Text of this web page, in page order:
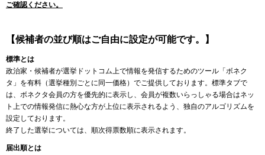
ご確認ください。
【候補者の並び順はご自由に設定が可能です。】
標準とは
政治家・候補者が選挙ドットコム上で情報を発信するためのツール「ボネク
タ」を有料（選挙種別ごとに同一価格）でご提供しております。標準タブで
は、ボネクタ会員の方を優先的に表示し、会員が複数いらっしゃる場合はネッ
ト上での情報発信に熱心な方が上位に表示されるよう、独自のアルゴリズムを
設定しております。
終了した選挙については、順次得票数順に表示されます。
届出順とは